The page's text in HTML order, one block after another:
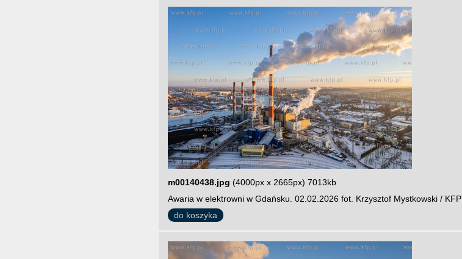
m00140438.jpg (4000px x 2665px) 7013kb
Awaria w elektrowni w Gdańsku. 02.02.2026 fot. Krzysztof Mystkowski / KFP
do koszyka